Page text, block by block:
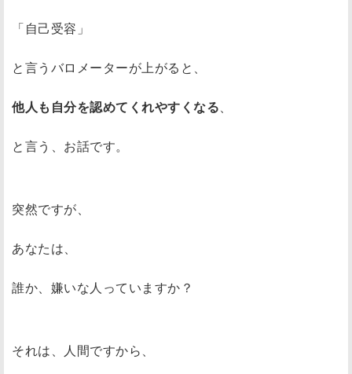
「自己受容」
と言うバロメーターが上がると、
他人も自分を認めてくれやすくなる、
と言う、お話です。
突然ですが、
あなたは、
誰か、嫌いな人っていますか？
それは、人間ですから、